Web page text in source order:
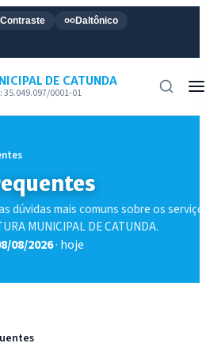
Contraste Daltônico
DE CATUNDA
35.049.097/0001-01
dúvidas mais comuns sobre os
MUNICIPAL DE CATUNDA.
08/2026· hoje